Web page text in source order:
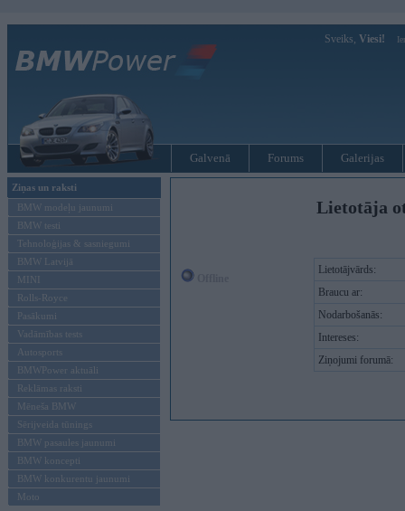
Sveiks, Viesi!
Galvenā Forums Galerijas
Ziņas un raksti
BMW modeļu jaunumi
BMW testi
Tehnoloģijas & sasniegumi
BMW Latvijā
MINI
Rolls-Royce
Pasākumi
Vadāmības tests
Autosports
BMWPower aktuāli
Reklāmas raksti
Mēneša BMW
Sērijveida tūnings
BMW pasaules jaunumi
BMW koncepti
BMW konkurentu jaunumi
Moto
Lietotāja
Lietotājvārds:
Braucu ar:
Nodarbošanās:
Intereses:
Ziņojumi forumā: